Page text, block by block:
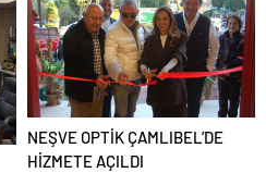
NEŞVE OPTİK ÇAMLIBEL’DE
HİZMETE AÇILDI